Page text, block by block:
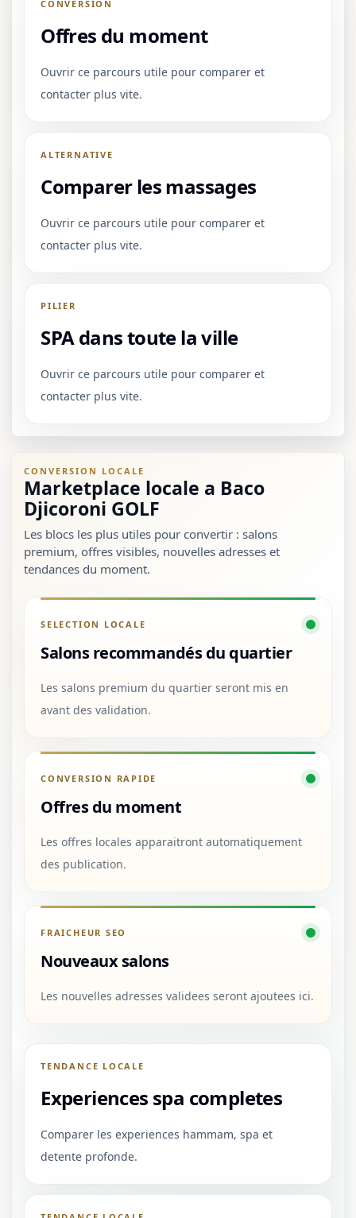
CONVERSION
Offres du moment
Ouvrir ce parcours utile pour comparer et
contacter plus vite.
ALTERNATIVE
Comparer les massages
Ouvrir ce parcours utile pour comparer et
contacter plus vite.
PILIER
SPA dans toute la ville
Ouvrir ce parcours utile pour comparer et
contacter plus vite.
CONVERSION LOCALE
Marketplace locale a Baco
Djicoroni GOLF
Les blocs les plus utiles pour convertir : salons
premium, offres visibles, nouvelles adresses et
tendances du moment.
SELECTION LOCALE
Salons recommandés du quartier
Les salons premium du quartier seront mis en
avant des validation.
CONVERSION RAPIDE
Offres du moment
Les offres locales apparaitront automatiquement
des publication.
FRAICHEUR SEO
Nouveaux salons
Les nouvelles adresses validees seront ajoutees ici.
TENDANCE LOCALE
Experiences spa completes
Comparer les experiences hammam, spa et
detente profonde.